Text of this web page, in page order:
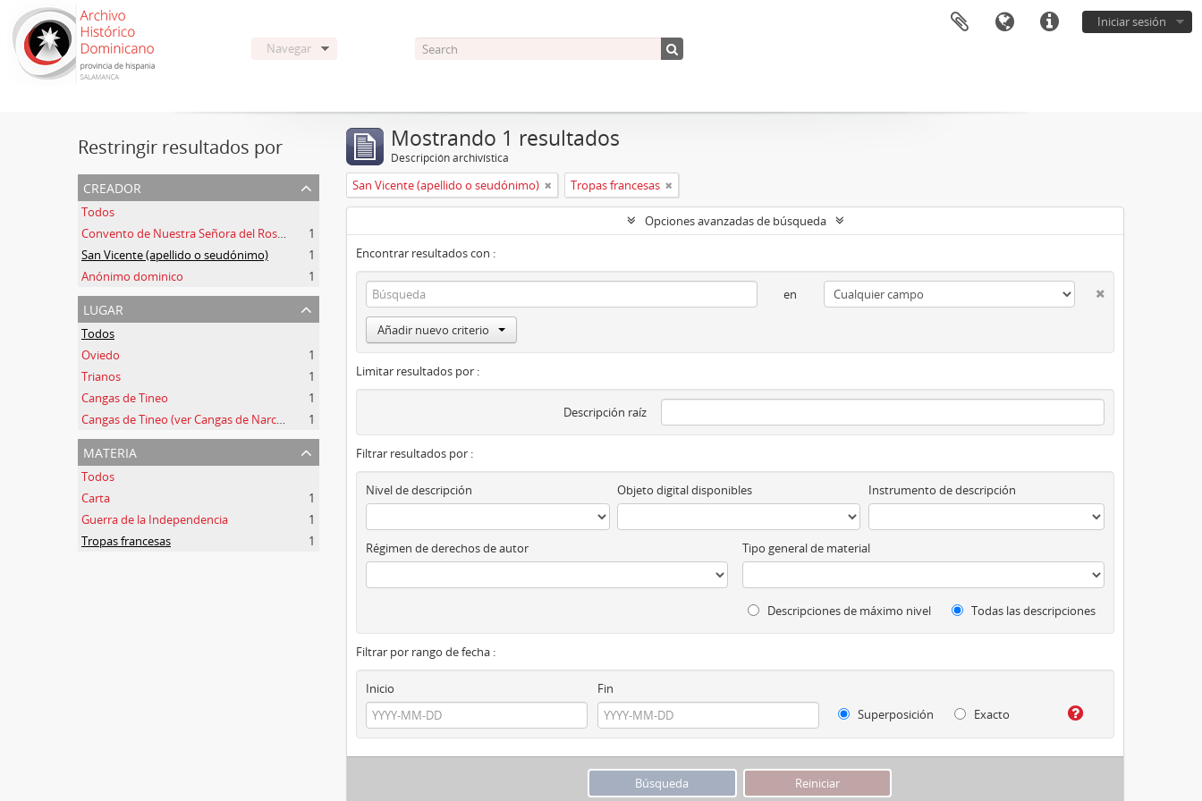
Iniciar sesión
Navegar
Restringir resultados por
creador
Todos
Convento de Nuestra Señora del Rosario de Oviedo
1
San Vicente (apellido o seudónimo)
1
Anónimo dominico
1
lugar
Todos
Oviedo
1
Trianos
1
Cangas de Tineo
1
Cangas de Tineo (ver Cangas de Narcea)
1
materia
Todos
Carta
1
Guerra de la Independencia
1
Tropas francesas
1
Mostrando 1 resultados
Descripción archivística
San Vicente (apellido o seudónimo) Tropas francesas
Opciones avanzadas de búsqueda
Encontrar resultados con :
en
Añadir nuevo criterio
Limitar resultados por :
Descripción raíz
Filtrar resultados por :
Nivel de descripción Objeto digital disponibles Instrumento de descripción
Régimen de derechos de autor Tipo general de material
Descripciones de máximo nivel Todas las descripciones
Filtrar por rango de fecha :
Inicio
Fin
Superposición
Exacto